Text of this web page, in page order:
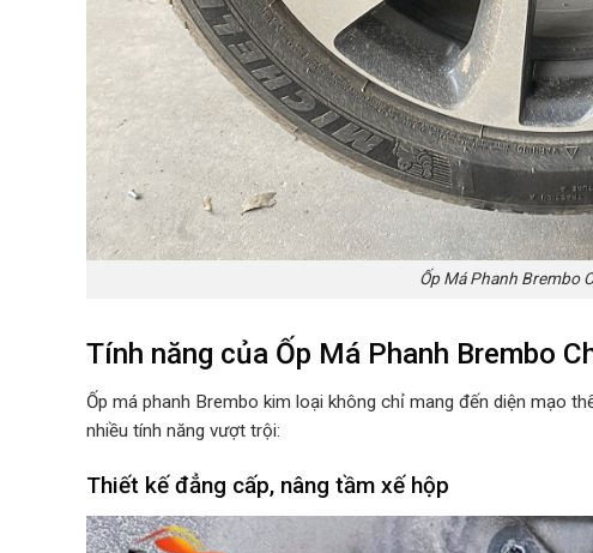
Ốp Má Phanh Brembo
Tính năng của Ốp Má Phanh Brembo
Ốp má phanh Brembo kim loại không chỉ mang đến diện mạo
nhiều tính năng vượt trội:
Thiết kế đẳng cấp, nâng tầm xế hộp